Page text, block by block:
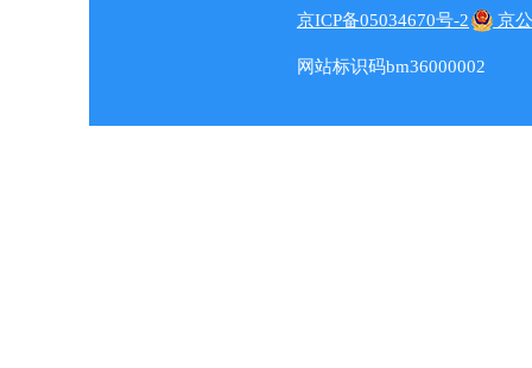
京ICP备05034670号-2 京
网站标识码bm36000002